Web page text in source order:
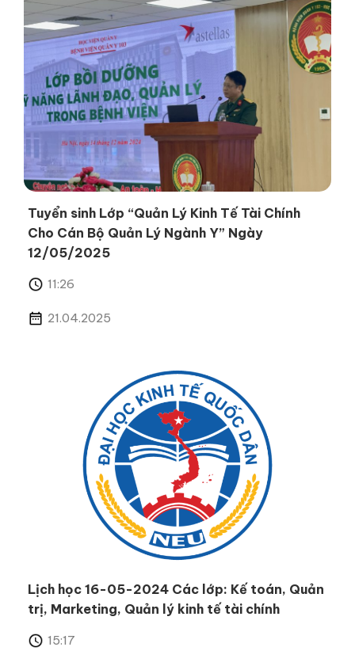
Tuyển sinh Lớp “Quản Lý Kinh Tế Tài Chính
Cho Cán Bộ Quản Lý Ngành Y” Ngày
12/05/2025
11:26
21.04.2025
Lịch học 16-05-2024 Các lớp: Kế toán, Quản
trị, Marketing, Quản lý kinh tế tài chính
15:17